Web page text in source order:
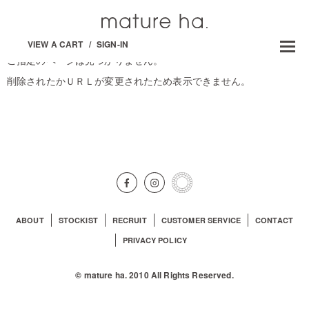
VIEW A CART / SIGN-IN
ご指定のページは見つかりません。
削除されたかＵＲＬが変更されたため表示できません。
ABOUT STOCKIST RECRUIT CUSTOMER SERVICE
CONTACT
PRIVACY POLICY
© mature ha. 2010 All Rights Reserved.